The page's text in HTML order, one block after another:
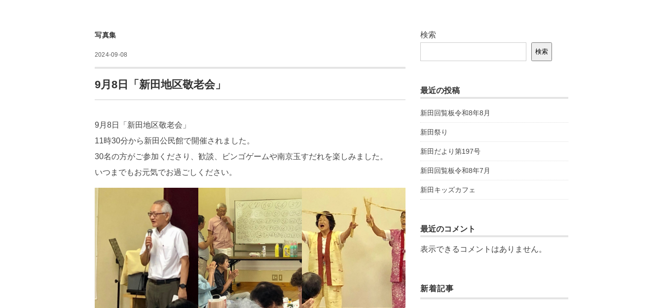
写真集
2024-09-08
9月8日「新田地区敬老会」
9月8日「新田地区敬老会」
11時30分から新田公民館で開催されました。
30名の方がご参加くださり、歓談、ビンゴゲームや南京玉すだれを楽しみました。
いつまでもお元気でお過ごしください。
検索
検索
最近の投稿
新田回覧板令和8年8月
新田祭り
新田だより第197号
新田回覧板令和8年7月
新田キッズカフェ
最近のコメント
表示できるコメントはありません。
新着記事